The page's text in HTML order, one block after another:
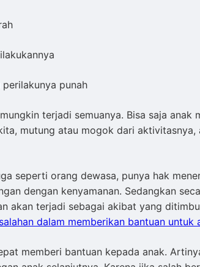
punah
terjadi semuanya. Bisa saja anak
mutung atau mogok dari
seperti orang dewasa, punya hak
dengan kenyamanan. Sedangkan
akan terjadi sebagai akibat yang
dalam memberikan bantuan untuk
memberi bantuan kepada anak.